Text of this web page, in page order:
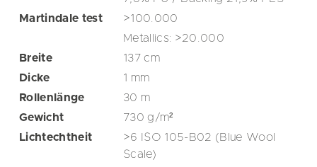
Martindale test
>100.000
Metallics: >20.000
Breite
137cm
Dicke
1 mm
Rollenlänge
30 m
Gewicht
730g/m²
Lichtechtheit
>6 ISO 105-B02 (Blue Wool
Scale)